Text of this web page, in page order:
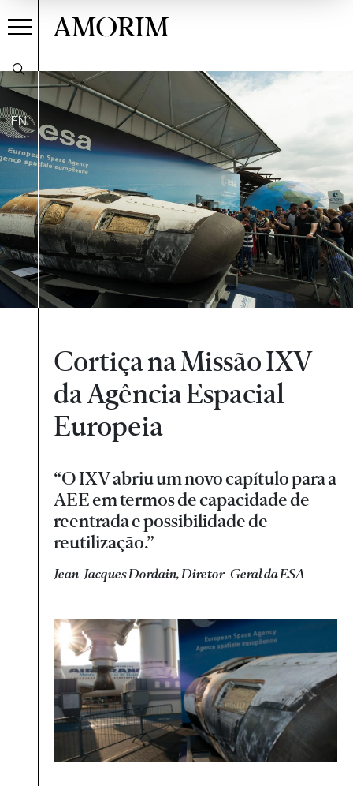
EN
AMORIM
Cortiça na Missão IXV
da Agência Espacial
Europeia
“O IXV abriu um novo capítulo para a
AEE em termos de capacidade de
reentrada e possibilidade de
reutilização.”
Jean-Jacques Dordain, Diretor-Geral da ESA